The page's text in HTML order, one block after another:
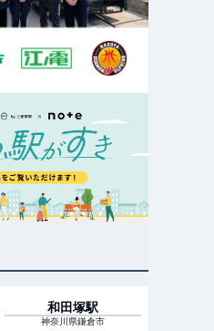
和田塚駅
神奈川県鎌倉市